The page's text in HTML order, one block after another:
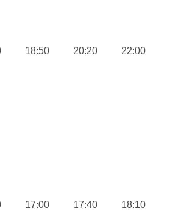
18:50 20:20
22:00
17:00 17:40
18:10